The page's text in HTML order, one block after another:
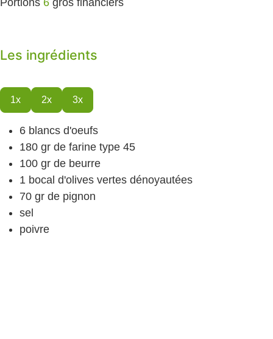
Les ingrédients
1x 2x 3x
6 blancs d'oeufs
180 gr de farine type 45
100 gr de beurre
1 bocal d'olives vertes dénoyautées
70 gr de pignon
sel
poivre